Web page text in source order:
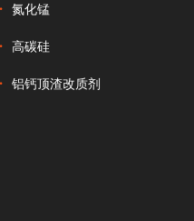
氮化锰
高碳硅
铝钙顶渣改质剂